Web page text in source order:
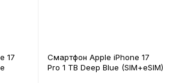
17
Смартфон Apple iPhone 17
Pro 1 TB Deep Blue (SIM+eSIM)